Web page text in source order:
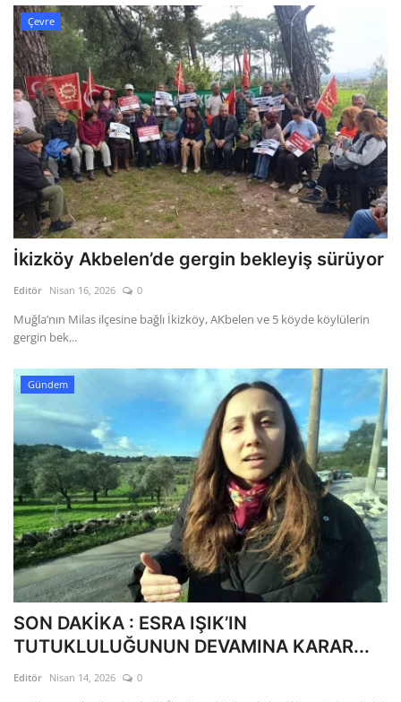
Çevre
İkizköy Akbelen’de gergin bekleyiş sürüyor
Editör Nisan 16, 2026 0
Muğla’nın Milas ilçesine bağlı İkizköy, AKbelen ve 5 köyde köylülerin
gergin bek...
Gündem
SON DAKİKA : ESRA IŞIK’IN
TUTUKLULUĞUNUN DEVAMINA KARAR...
Editör Nisan 14, 2026 0